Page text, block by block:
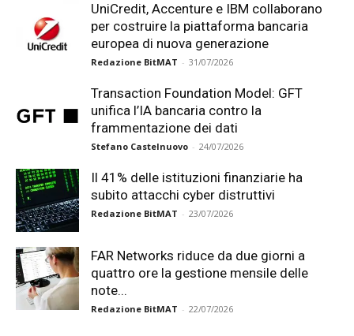
UniCredit, Accenture e IBM collaborano
per costruire la piattaforma bancaria
europea di nuova generazione
Redazione BitMAT - 31/07/2026
Transaction Foundation Model: GFT
unifica l’IA bancaria contro la
frammentazione dei dati
Stefano Castelnuovo - 24/07/2026
Il 41% delle istituzioni finanziarie ha
subito attacchi cyber distruttivi
Redazione BitMAT - 23/07/2026
FAR Networks riduce da due giorni a
quattro ore la gestione mensile delle
note...
Redazione BitMAT - 22/07/2026